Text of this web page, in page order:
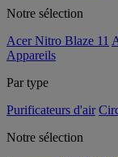
Notre sélection
Acer Nitro Blaze 11
Appareils
Par type
Purificateurs d'air
Notre sélection